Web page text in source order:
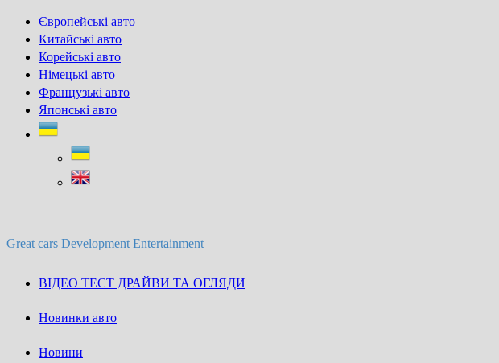
Skip
content
Європейські авто
Китайські авто
Корейські авто
Німецькі авто
Французькі авто
Японські авто
Great cars Development Entertainment
ВІДЕО ТЕСТ ДРАЙВИ ТА ОГЛЯДИ
Новинки авто
Новини